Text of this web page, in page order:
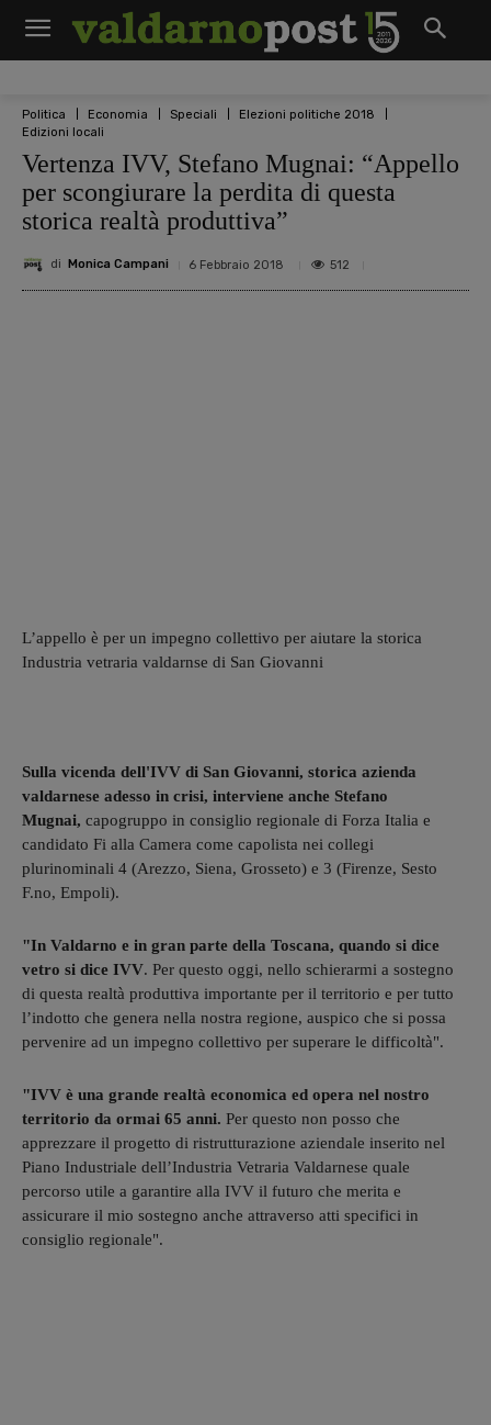
Politica Economia Speciali
Elezioni politiche 2018
Edizioni locali
Vertenza IVV, Stefano Mugnai: “Appello
per scongiurare la perdita di questa
storica realtà produttiva”
di Monica Campani 6 Febbraio 2018 512
L’appello è per un impegno collettivo per aiutare la storica
Industria vetraria valdarnse di San Giovanni
Sulla vicenda dell'IVV di San Giovanni, storica azienda
valdarnese adesso in crisi, interviene anche Stefano
Mugnai, capogruppo in consiglio regionale di Forza Italia e
candidato Fi alla Camera come capolista nei collegi
plurinominali 4 (Arezzo, Siena, Grosseto) e 3 (Firenze, Sesto
F.no, Empoli).
"In Valdarno e in gran parte della Toscana, quando si dice
vetro si dice IVV. Per questo oggi, nello schierarmi a sostegno
di questa realtà produttiva importante per il territorio e per tutto
l’indotto che genera nella nostra regione, auspico che si possa
pervenire ad un impegno collettivo per superare le difficoltà".
"IVV è una grande realtà economica ed opera nel nostro
territorio da ormai 65 anni. Per questo non posso che
apprezzare il progetto di ristrutturazione aziendale inserito nel
Piano Industriale dell’Industria Vetraria Valdarnese quale
percorso utile a garantire alla IVV il futuro che merita e
assicurare il mio sostegno anche attraverso atti specifici in
consiglio regionale".